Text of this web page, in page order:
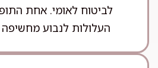
לביטוח לאומי. אחת
העלולות לנבוע